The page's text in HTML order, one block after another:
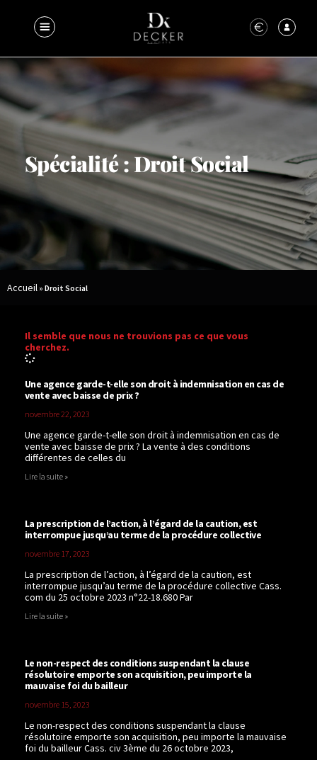
Spécialité : Droit Social
Accueil » Droit Social
Il semble que nous ne trouvions pas ce que vous
cherchez.
Une agence garde-t-elle son droit à indemnisation en cas de
vente avec baisse de prix ?
novembre 22, 2023
Une agence garde-t-elle son droit à indemnisation en cas de
vente avec baisse de prix ? La vente à des conditions
différentes de celles du
Lire la suite »
La prescription de l’action, à l’égard de la caution, est
interrompue jusqu’au terme de la procédure collective
novembre 17, 2023
La prescription de l’action, à l’égard de la caution, est
interrompue jusqu’au terme de la procédure collective Cass.
com du 25 octobre 2023 n°22-18.680 Par
Lire la suite »
Le non-respect des conditions suspendant la clause
résolutoire emporte son acquisition, peu importe la
mauvaise foi du bailleur
novembre 15, 2023
Le non-respect des conditions suspendant la clause
résolutoire emporte son acquisition, peu importe la mauvaise
foi du bailleur Cass. civ 3ème du 26 octobre 2023,